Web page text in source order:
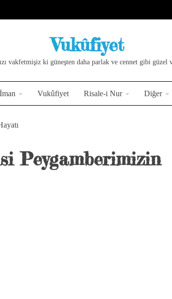
Vukûfiyet
vakfetmişiz ki güneşten daha parlak ve cennet gibi
İman Vukûfiyet Risale-i Nur Diğer
Peygamberimizin